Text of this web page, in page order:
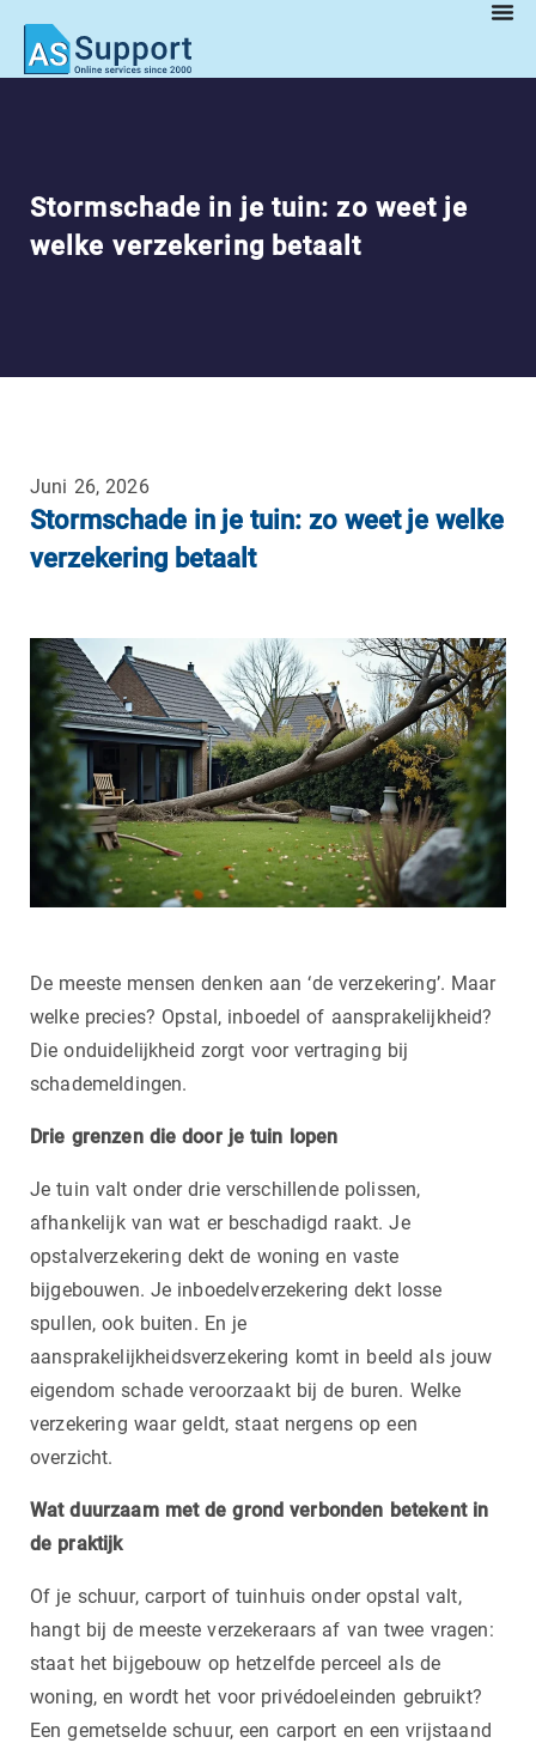
Stormschade in je tuin: zo weet je
welke verzekering betaalt
Juni 26, 2026
Stormschade in je tuin: zo weet je welke
verzekering betaalt
De meeste mensen denken aan ‘de verzekering’. Maar
welke precies? Opstal, inboedel of aansprakelijkheid?
Die onduidelijkheid zorgt voor vertraging bij
schademeldingen.
Drie grenzen die door je tuin lopen
Je tuin valt onder drie verschillende polissen,
afhankelijk van wat er beschadigd raakt. Je
opstalverzekering dekt de woning en vaste
bijgebouwen. Je inboedelverzekering dekt losse
spullen, ook buiten. En je
aansprakelijkheidsverzekering komt in beeld als jouw
eigendom schade veroorzaakt bij de buren. Welke
verzekering waar geldt, staat nergens op een
overzicht.
Wat duurzaam met de grond verbonden betekent in
de praktijk
Of je schuur, carport of tuinhuis onder opstal valt,
hangt bij de meeste verzekeraars af van twee vragen:
staat het bijgebouw op hetzelfde perceel als de
woning, en wordt het voor privédoeleinden gebruikt?
Een gemetselde schuur, een carport en een vrijstaand